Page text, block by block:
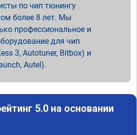
по чип тюнингу
более 8 лет. Мы
профессиональное и
для чип
3, Autotuner, Bitbox) и
Autel).
5.0 на основании